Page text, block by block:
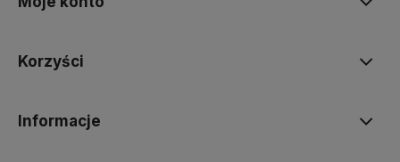
Korzyści
Informacje